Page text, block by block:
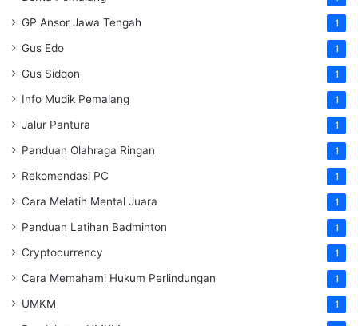
GP Ansor Jawa Tengah 1
Gus Edo 1
Gus Sidqon 1
Info Mudik Pemalang 1
Jalur Pantura 1
Panduan Olahraga Ringan 1
Rekomendasi PC 1
Cara Melatih Mental Juara 1
Panduan Latihan Badminton 1
Cryptocurrency 1
Cara Memahami Hukum Perlindungan 1
UMKM 1